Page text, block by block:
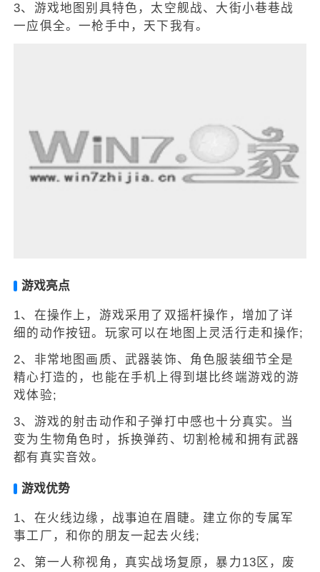
3、游戏地图别具特色，太空舰战、大街小巷巷战
一应俱全。一枪手中，天下我有。
游戏亮点
1、在操作上，游戏采用了双摇杆操作，增加了详
细的动作按钮。玩家可以在地图上灵活行走和操作;
2、非常地图画质、武器装饰、角色服装细节全是
精心打造的，也能在手机上得到堪比终端游戏的游
戏体验;
3、游戏的射击动作和子弹打中感也十分真实。当
变为生物角色时，拆换弹药、切割枪械和拥有武器
都有真实音效。
游戏优势
1、在火线边缘，战事迫在眉睫。建立你的专属军
事工厂，和你的朋友一起去火线;
2、第一人称视角，真实战场复原，暴力13区，废